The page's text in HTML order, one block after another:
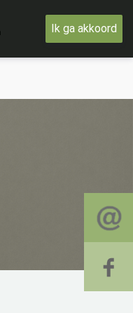
Ik ga akkoord